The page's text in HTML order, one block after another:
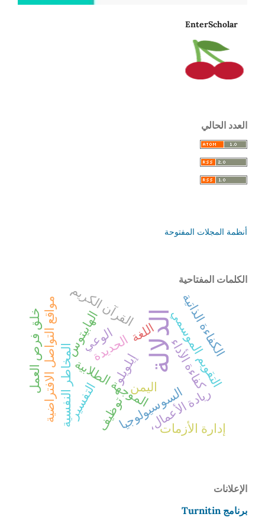
العدد الحالي
أنظمة المجلات المفتوحة
الكلمات المفتاحية
الدلالةالتقويم الموسمي اللغة الوعي
الموجهة الطلابيةالمخاطر النفسيةمواقع التواصل الافتراضية توظيفالسوسيولوجيا
إيلويلو خلق فرص العمل
ريادة الأعمال،
الكفاءة الذاتية
كفاءة الأداء
الهابيتوس
القرآن الكريم
اليمن
إدارة الأزمات
الحديدة
التفسير
الإعلانات
برنامج Turnitin